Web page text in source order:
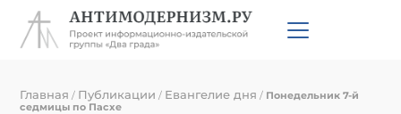
Главная / Публикации / Евангелие дня / Понедельник 7-й
седмицы по Пасхе